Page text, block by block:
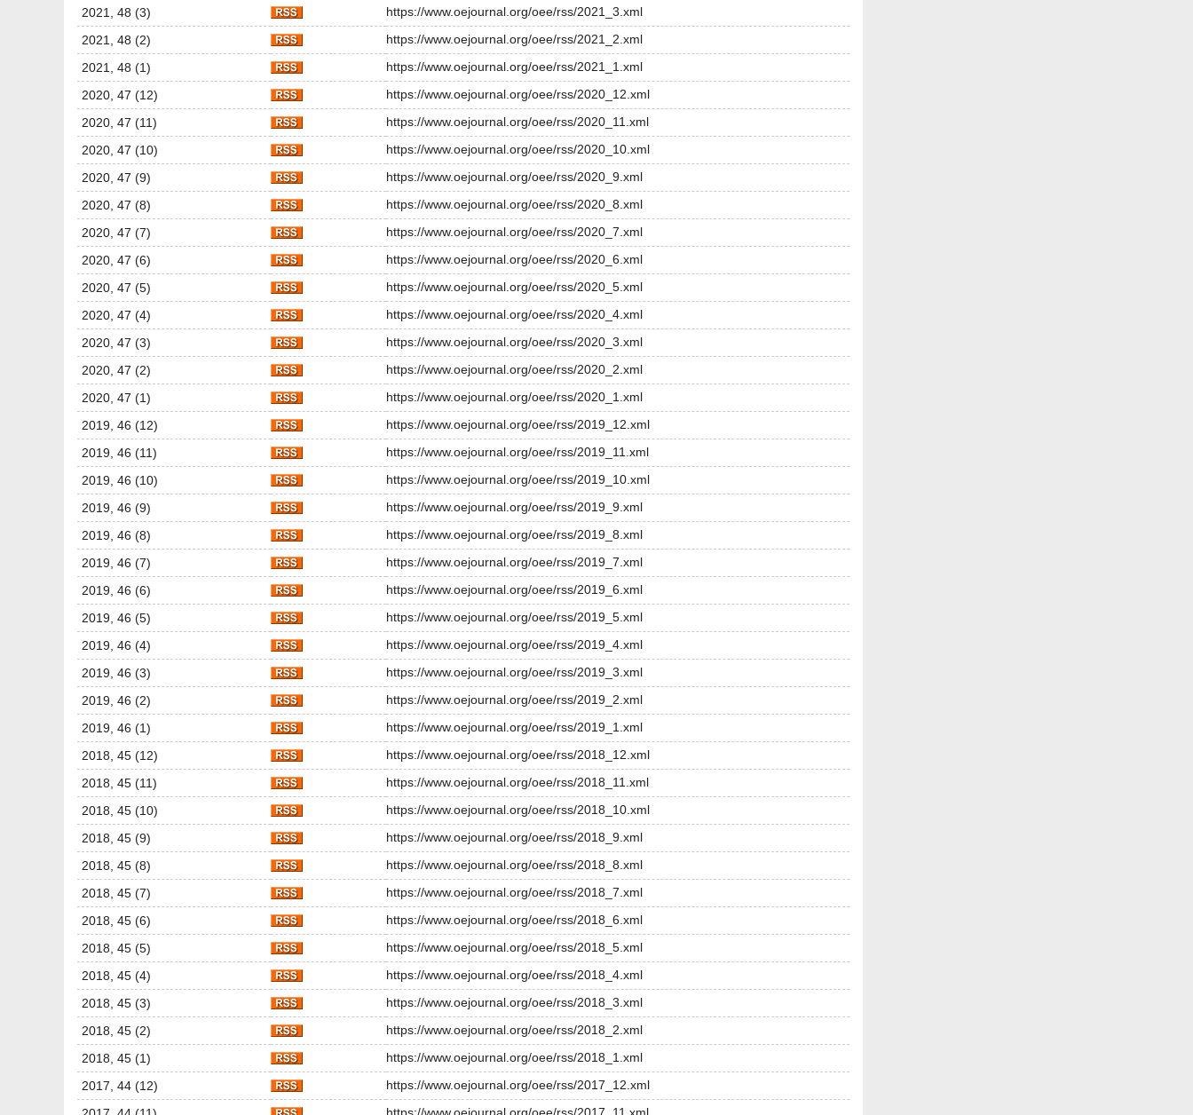
2021, 48 (3)
https://www.oejournal.org/oee/rss/2021_3.xml
2021, 48 (2)
https://www.oejournal.org/oee/rss/2021_2.xml
2021, 48 (1)
https://www.oejournal.org/oee/rss/2021_1.xml
2020, 47 (12)
https://www.oejournal.org/oee/rss/2020_12.xml
2020, 47 (11)
https://www.oejournal.org/oee/rss/2020_11.xml
2020, 47 (10)
https://www.oejournal.org/oee/rss/2020_10.xml
2020, 47 (9)
https://www.oejournal.org/oee/rss/2020_9.xml
2020, 47 (8)
https://www.oejournal.org/oee/rss/2020_8.xml
2020, 47 (7)
https://www.oejournal.org/oee/rss/2020_7.xml
2020, 47 (6)
https://www.oejournal.org/oee/rss/2020_6.xml
2020, 47 (5)
https://www.oejournal.org/oee/rss/2020_5.xml
2020, 47 (4)
https://www.oejournal.org/oee/rss/2020_4.xml
2020, 47 (3)
https://www.oejournal.org/oee/rss/2020_3.xml
2020, 47 (2)
https://www.oejournal.org/oee/rss/2020_2.xml
2020, 47 (1)
https://www.oejournal.org/oee/rss/2020_1.xml
2019, 46 (12)
https://www.oejournal.org/oee/rss/2019_12.xml
2019, 46 (11)
https://www.oejournal.org/oee/rss/2019_11.xml
2019, 46 (10)
https://www.oejournal.org/oee/rss/2019_10.xml
2019, 46 (9)
https://www.oejournal.org/oee/rss/2019_9.xml
2019, 46 (8)
https://www.oejournal.org/oee/rss/2019_8.xml
2019, 46 (7)
https://www.oejournal.org/oee/rss/2019_7.xml
2019, 46 (6)
https://www.oejournal.org/oee/rss/2019_6.xml
2019, 46 (5)
https://www.oejournal.org/oee/rss/2019_5.xml
2019, 46 (4)
https://www.oejournal.org/oee/rss/2019_4.xml
2019, 46 (3)
https://www.oejournal.org/oee/rss/2019_3.xml
2019, 46 (2)
https://www.oejournal.org/oee/rss/2019_2.xml
2019, 46 (1)
https://www.oejournal.org/oee/rss/2019_1.xml
2018, 45 (12)
https://www.oejournal.org/oee/rss/2018_12.xml
2018, 45 (11)
https://www.oejournal.org/oee/rss/2018_11.xml
2018, 45 (10)
https://www.oejournal.org/oee/rss/2018_10.xml
2018, 45 (9)
https://www.oejournal.org/oee/rss/2018_9.xml
2018, 45 (8)
https://www.oejournal.org/oee/rss/2018_8.xml
2018, 45 (7)
https://www.oejournal.org/oee/rss/2018_7.xml
2018, 45 (6)
https://www.oejournal.org/oee/rss/2018_6.xml
2018, 45 (5)
https://www.oejournal.org/oee/rss/2018_5.xml
2018, 45 (4)
https://www.oejournal.org/oee/rss/2018_4.xml
2018, 45 (3)
https://www.oejournal.org/oee/rss/2018_3.xml
2018, 45 (2)
https://www.oejournal.org/oee/rss/2018_2.xml
2018, 45 (1)
https://www.oejournal.org/oee/rss/2018_1.xml
2017, 44 (12)
https://www.oejournal.org/oee/rss/2017_12.xml